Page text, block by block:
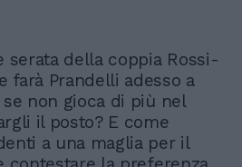
serata della coppia Rossi-
farà Prandelli adesso a
non gioca di più nel
il posto? E come
a una maglia per il